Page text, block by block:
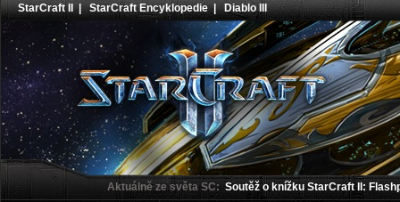
StarCraft II |StarCraft Encyklopedie|Diablo III
Aktuálně ze světa SC: Soutěž o knížku StarCraft II: